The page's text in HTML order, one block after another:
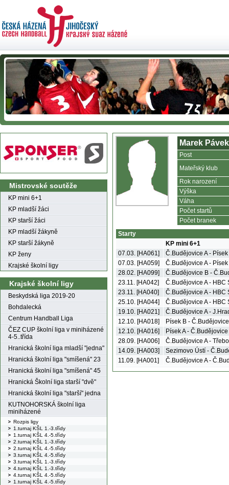
Mistrovské soutěže
KP mini 6+1
KP mladší žáci
KP starší žáci
KP mladší žákyně
KP starší žákyně
KP ženy
Krajské školní ligy
Krajské školní ligy
Beskydská liga 2019-20
Bohdalecká
Centrum Handball Liga
ČEZ CUP školní liga v miniházené
4-5..třída
Hranická školní liga mladší "jedna"
Hranická školní liga "smíšená" 23
Hranická školní liga "smíšená" 45
Hranická Školní liga starší "dvě"
Hranická školní liga "starší" jedna
KUTNOHORSKÁ školní liga
miniházené
Rozpis ligy
1.turnaj KŠL 1.-3.třídy
1.turnaj KŠL 4.-5.třídy
2.turnaj KŠL 1.-3.třídy
2.turnaj KŠL 4.-5.třídy
3.turnaj KŠL 4.-5.třídy
3.turnaj KŠL 1.-3.třídy
4.turnaj KŠL 1.-3.třídy
4.turnaj KŠL 4.-5.třídy
1.turnaj KŠL 4.-5.třídy
Marek Pávek
Post
Mateřský klub
Rok narození
Výška
Váha
Počet startů
Počet branek
Starty
KP mini 6+1
07.03. [HA061]
Č.Budějovice A - Písek
07.03. [HA059]
Č.Budějovice A - Písek
28.02. [HA099]
Č.Budějovice B -
23.11. [HA042]
Č.Budějovice A - HBC
23.11. [HA040]
Č.Budějovice A - HBC
25.10. [HA044]
Č.Budějovice A - HBC
19.10. [HA021]
Č.Budějovice A -
12.10. [HA018]
Písek B -
12.10. [HA016]
Písek A - Č.Budějovice
28.09. [HA006]
Č.Budějovice A -
14.09. [HA003]
Sezimovo Ústí -
11.09. [HA001]
Č.Budějovice A -